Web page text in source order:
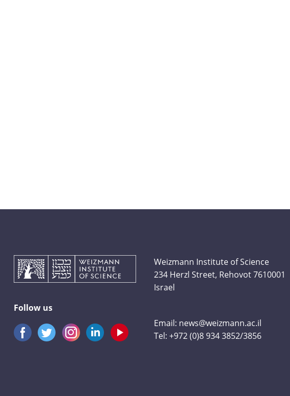
Follow us
Weizmann Institute of Science
234 Herzl Street, Rehovot 7610001
Israel
Email: news@weizmann.ac.il
Tel:+972 (0)8 934 3852/3856